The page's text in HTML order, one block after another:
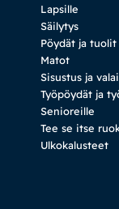
Lapsille
Säilytys
Pöydät ja tuolit
Matot
Sisustus ja
Työpöydät ja
Senioreille
Tee se itse
Ulkokalusteet